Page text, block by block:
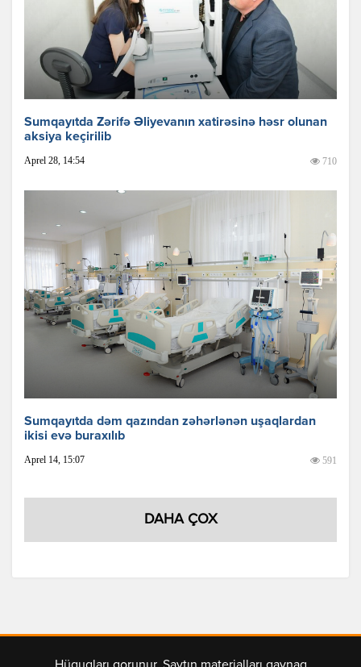
Sumqayıtda Zərifə Əliyevanın xatirəsinə həsr olunan
aksiya keçirilib
Aprel 28, 14:54 710
Sumqayıtda dəm qazından zəhərlənən uşaqlardan
ikisi evə buraxılıb
Aprel 14, 15:07 591
DAHA ÇOX